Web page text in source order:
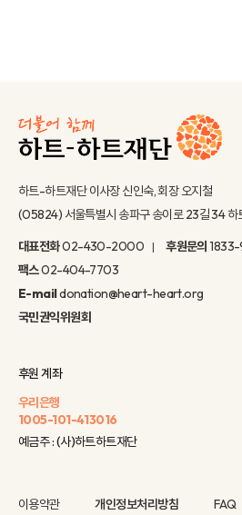
하트-하트재단 이사장 신인숙, 회장 오지철
(05824) 서울특별시 송파구 송이로 23길 34 하
대표전화02-430-2000 후원문의
팩스02-404-7703
E-maildonation@heart-heart.org
국민권익위원회
후원 계좌
우리은행
1005-101-413016
예금주 : (사)하트하트재단
이용약관 개인정보처리방침 FAQ